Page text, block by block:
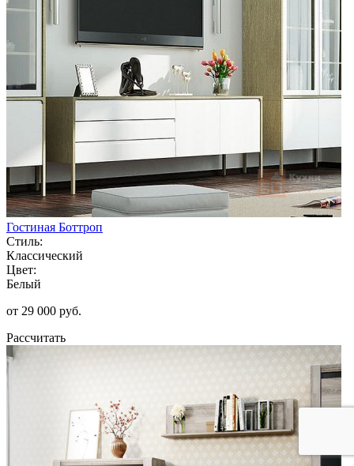
Гостиная Боттроп
Стиль:
Классический
Цвет:
Белый
от 29 000 руб.
Рассчитать